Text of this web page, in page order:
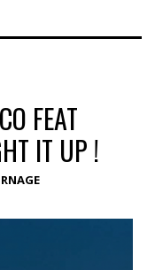
FEAT
IT UP !